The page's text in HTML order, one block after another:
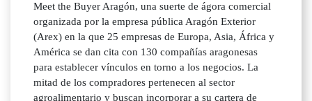
Meet the Buyer Aragón, una suerte de ágora comercial
organizada por la empresa pública Aragón Exterior
(Arex) en la que 25 empresas de Europa, Asia, África y
América se dan cita con 130 compañías aragonesas
para establecer vínculos en torno a los negocios. La
mitad de los compradores pertenecen al sector
agroalimentario y buscan incorporar a su cartera de